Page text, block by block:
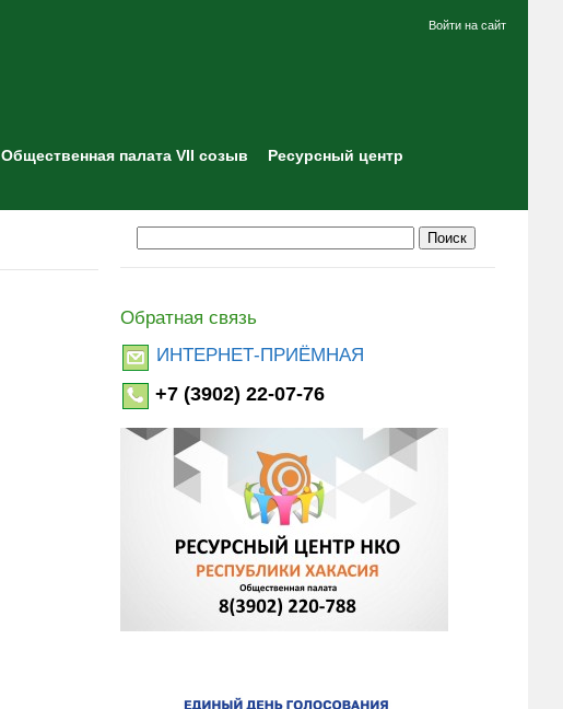
Войти на сайт
Общественная палата VII созыв
Ресурсный центр
Обратная связь
ИНТЕРНЕТ-ПРИЁМНАЯ
+7 (3902) 22-07-76